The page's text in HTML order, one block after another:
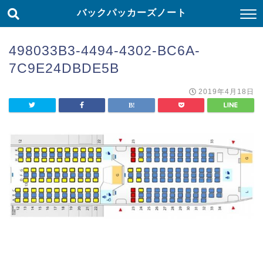
バックパッカーズノート
498033B3-4494-4302-BC6A-
7C9E24DBDE5B
2019年4月18日